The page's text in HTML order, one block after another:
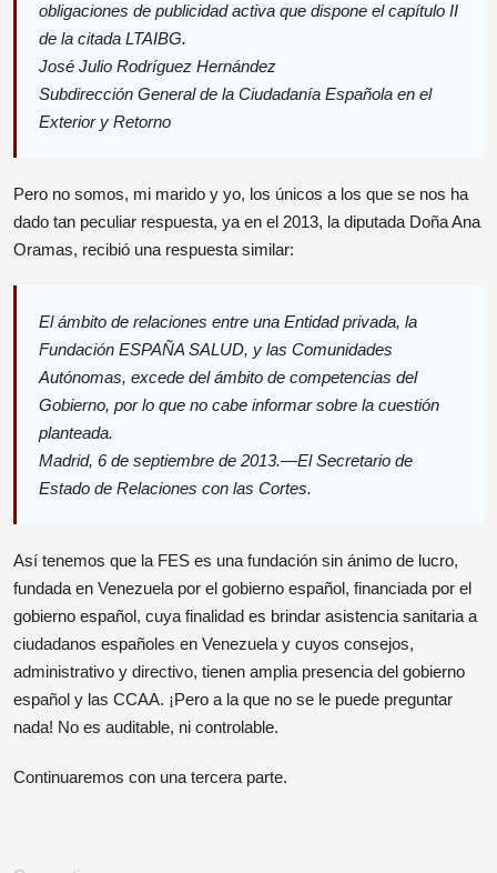
obligaciones de publicidad activa que dispone el capítulo II
de la citada LTAIBG.
José Julio Rodríguez Hernández
Subdirección General de la Ciudadanía Española en el
Exterior y Retorno
Pero no somos, mi marido y yo, los únicos a los que se nos ha
dado tan peculiar respuesta, ya en el 2013, la diputada Doña Ana
Oramas, recibió una respuesta similar:
El ámbito de relaciones entre una Entidad privada, la
Fundación ESPAÑA SALUD, y las Comunidades
Autónomas, excede del ámbito de competencias del
Gobierno, por lo que no cabe informar sobre la cuestión
planteada.
Madrid, 6 de septiembre de 2013.—El Secretario de
Estado de Relaciones con las Cortes.
Así tenemos que la FES es una fundación sin ánimo de lucro,
fundada en Venezuela por el gobierno español, financiada por el
gobierno español, cuya finalidad es brindar asistencia sanitaria a
ciudadanos españoles en Venezuela y cuyos consejos,
administrativo y directivo, tienen amplia presencia del gobierno
español y las CCAA. ¡Pero a la que no se le puede preguntar
nada! No es auditable, ni controlable.
Continuaremos con una tercera parte.